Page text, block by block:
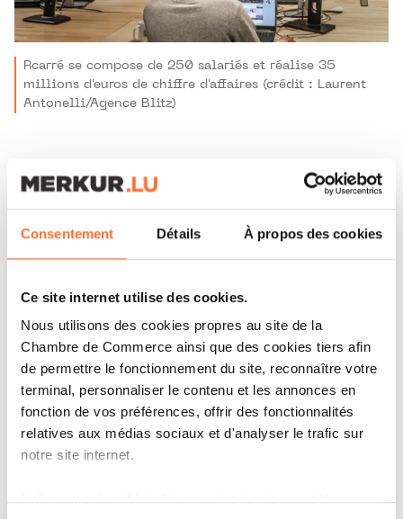
Consentement Détails À propos des cookies
Ce site internet utilise des cookies.
Nous utilisons des cookies propres au site de la
Chambre de Commerce ainsi que des cookies tiers afin
de permettre le fonctionnement du site, reconnaître votre
terminal, personnaliser le contenu et les annonces en
fonction de vos préférences, offrir des fonctionnalités
relatives aux médias sociaux et d'analyser le trafic sur
notre site internet.
Rcarré se compose de 250 salariés et réalise 35
millions d'euros de chiffre d'affaires (crédit : Laurent
Antonelli/Agence Blitz)
Pratique encore peu partagée au Luxembourg,
l’actionnariat participatif
a été introduit
chez Rcarré en 2021. Cette participation au
capital de certains employés met en relief une
l’engagement sur le long terme. Et témoigne
aussi d’une promesse forte adressée par la
société à ses clients : celle de cultiver une
identité locale, de proximité, dans un marché
de plus en plus globalisé : «Dans le paysage, nous
sommes confrontés à des fonds d’investissement ou